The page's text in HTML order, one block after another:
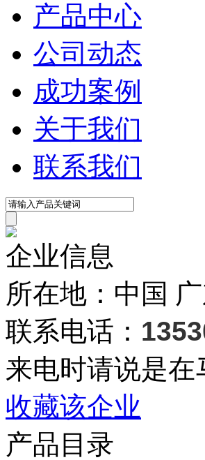
产品中心
公司动态
成功案例
关于我们
联系我们
企业信息
所在地：中国 广
联系电话：
来电时请说是
收藏该企业
产品目录